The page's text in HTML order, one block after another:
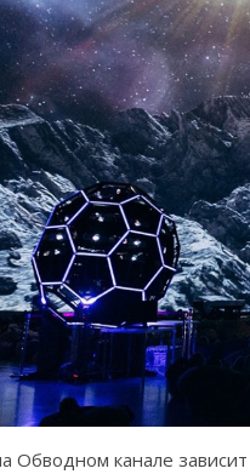
канале зависит